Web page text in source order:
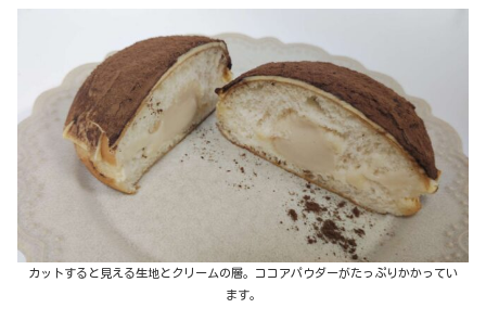
カットすると見える生地とクリームの層。ココアパウダーがたっぷりかかってい
ます。